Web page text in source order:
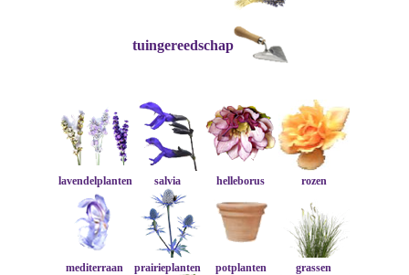
tuingereedschap
lavendelplanten salvia helleborus rozen
mediterraan prairieplanten potplanten grassen